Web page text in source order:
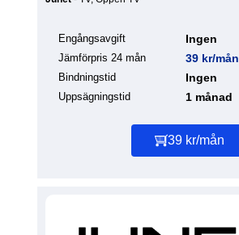
Engångsavgift Ingen
Jämförpris 24 mån 39 kr/mån
Bindningstid Ingen
Uppsägningstid 1 månad
39 kr/mån